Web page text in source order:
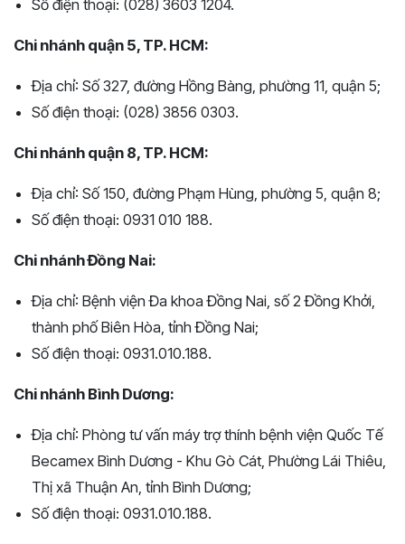
Số điện thoại: (028) 3603 1204.
Chi nhánh quận 5, TP. HCM:
Địa chỉ: Số 327, đường Hồng Bàng, phường 11, quận 5;
Số điện thoại: (028) 3856 0303.
Chi nhánh quận 8, TP. HCM:
Địa chỉ: Số 150, đường Phạm Hùng, phường 5, quận 8;
Số điện thoại: 0931 010 188.
Chi nhánh Đồng Nai:
Địa chỉ: Bệnh viện Đa khoa Đồng Nai, số 2 Đồng Khởi,
thành phố Biên Hòa, tỉnh Đồng Nai;
Số điện thoại: 0931.010.188.
Chi nhánh Bình Dương:
Địa chỉ: Phòng tư vấn máy trợ thính bệnh viện Quốc Tế
Becamex Bình Dương - Khu Gò Cát, Phường Lái Thiêu,
Thị xã Thuận An, tỉnh Bình Dương;
Số điện thoại: 0931.010.188.